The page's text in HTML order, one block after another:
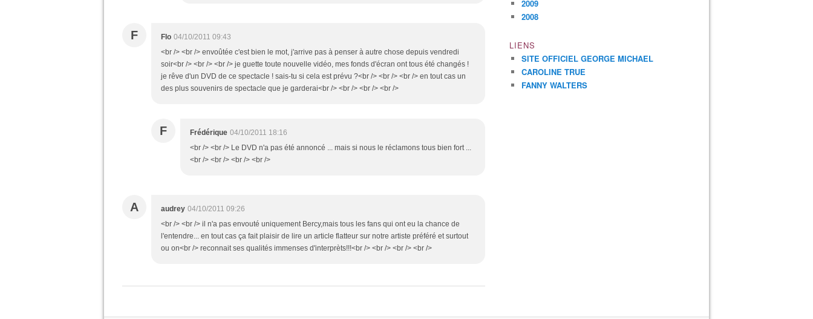
F Flo 04/10/2011 09:43
<br /> <br /> envoûtée c'est bien le mot, j'arrive pas à penser à autre chose depuis vendredi
soir<br /> <br /> <br /> je guette toute nouvelle vidéo, mes fonds d'écran ont tous été changés !
je rêve d'un DVD de ce spectacle ! sais-tu si cela est prévu ?<br /> <br /> <br /> en tout cas un
des plus souvenirs de spectacle que je garderai<br /> <br /> <br /> <br />
F Frédérique 04/10/2011 18:16
<br /> <br /> Le DVD n'a pas été annoncé ... mais si nous le réclamons tous bien fort ...
<br /> <br /> <br /> <br />
A audrey 04/10/2011 09:26
<br /> <br /> il n'a pas envouté uniquement Bercy,mais tous les fans qui ont eu la chance de
l'entendre... en tout cas ça fait plaisir de lire un article flatteur sur notre artiste préféré et surtout
ou on<br /> reconnait ses qualités immenses d'interprèts!!!<br /> <br /> <br /> <br />
2009
2008
LIENS
SITE OFFICIEL GEORGE MICHAEL
CAROLINE TRUE
FANNY WALTERS